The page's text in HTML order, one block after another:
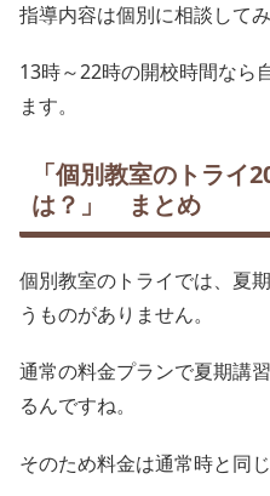
指導内容は個別に相談してみ
13時～22時の開校時間なら
ます。
「個別教室のトライ
は？」 まとめ
個別教室のトライでは、夏
うものがありません。
通常の料金プランで夏期講
るんですね。
そのため料金は通常時と同じ